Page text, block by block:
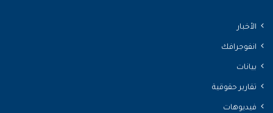
الأخبار
انفوجرافك
بيانات
تقارير حقوقية
فيديوهات